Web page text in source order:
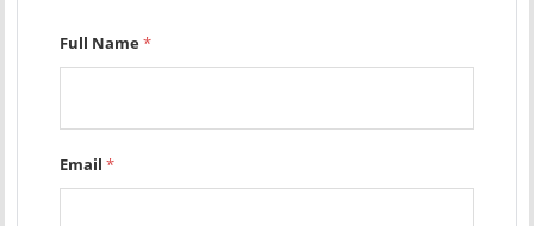
Full Name*
Email*